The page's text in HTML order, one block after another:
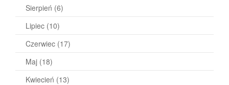
Sierpień (6)
Lipiec (10)
Czerwiec (17)
Maj (18)
Kwiecień (13)